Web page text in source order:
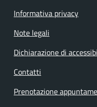
Informativa privacy
Note legali
Dichiarazione di
Contatti
Prenotazione